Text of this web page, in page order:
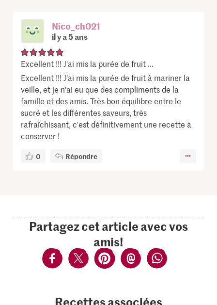
Nico_ch021
il y a 5 ans
Excellent !!! J'ai mis la purée de fruit ...
Excellent !!! J'ai mis la purée de fruit à mariner la
veille, et je n'ai eu que des compliments de la
famille et des amis. Très bon équilibre entre le
sucré et les différentes saveurs, très
rafraîchissant, c'est définitivement une recette à
conserver !
0 Répondre
Partagez cet article avec vos
amis!
Recettes associées